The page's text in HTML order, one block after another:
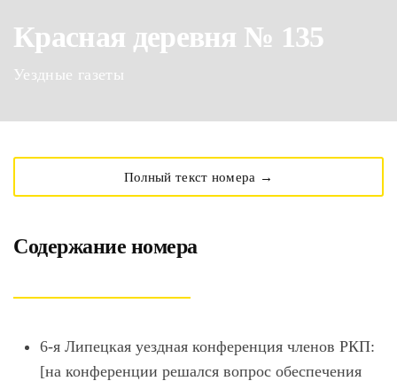
Красная деревня № 135
Уездные газеты
Полный текст номера →
Содержание номера
6-я Липецкая уездная конференция членов РКП:
[на конференции решался вопрос обеспечения